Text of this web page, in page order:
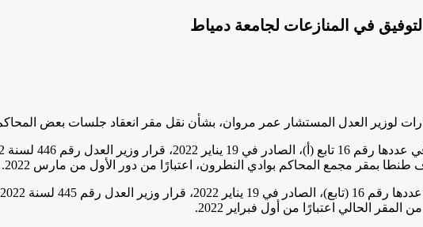
في المنازعات لجامعة دمياط
طنطا بمقر مجمع المحاكم بوادي النطرون، اعتبارًا من دور الأول من مارس 2022.
الحالي اعتبارًا من أول فبراير 2022.